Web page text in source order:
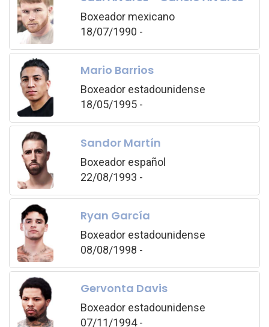
Boxeador mexicano
18/07/1990 -
Mario Barrios
Boxeador estadounidense
18/05/1995 -
Sandor Martín
Boxeador español
22/08/1993 -
Ryan García
Boxeador estadounidense
08/08/1998 -
Gervonta Davis
Boxeador estadounidense
07/11/1994 -